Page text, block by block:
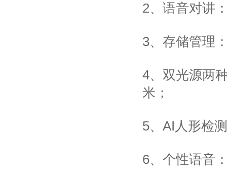
2、语音对讲
3、存储管理
4、双光源两
米；
5、AI人形检
6、个性语音